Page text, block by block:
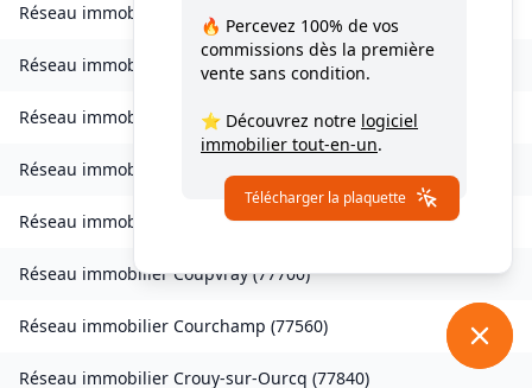
Réseau immobilier Charny
Réseau immobilier Chessy(77700
Réseau immobilier Combs-la-Ville(77380)
Réseau immobilier
Réseau immobilier Condé-Sainte-Libiaire(77450)
Réseau immobilierCoupvray(77700)
Réseau immobilier Courchamp (77560)
Réseau immobilier Crouy-sur-Ourcq (77840)
🔥 Percevez 100% de vos
commissions dès la première
vente sans condition.
⭐ Découvrez notre logiciel
immobilier tout-en-un.
Télécharger la plaquette